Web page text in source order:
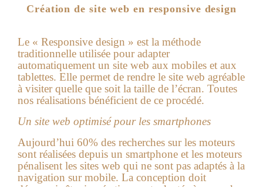
Création de site web en responsive design
Le « Responsive design » est la méthode
traditionnelle utilisée pour adapter
automatiquement un site web aux mobiles et aux
tablettes. Elle permet de rendre le site web agréable
à visiter quelle que soit la taille de l’écran. Toutes
nos réalisations bénéficient de ce procédé.
Un site web optimisé pour les smartphones
Aujourd’hui 60% des recherches sur les moteurs
sont réalisées depuis un smartphone et les moteurs
pénalisent les sites web qui ne sont pas adaptés à la
navigation sur mobile. La conception doit